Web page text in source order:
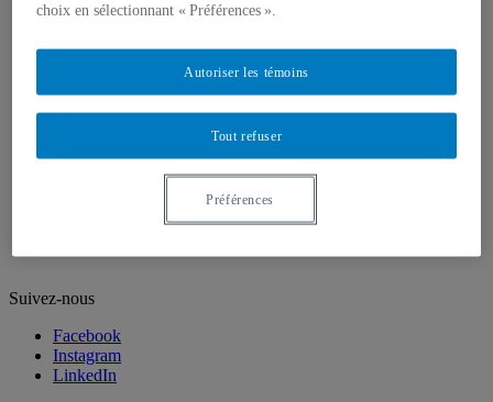
Recherche
Régles d’éthique
Axes de recherche
Équipements de recherche
Médias
Géographie à UQAM.tv
Revue de presse
Suivez-nous
Facebook
Instagram
LinkedIn
choix en sélectionnant « Préférences ».
Tout refuser
Autoriser les témoins
Préférences